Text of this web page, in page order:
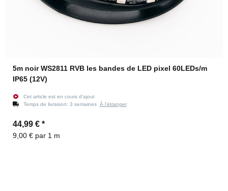
5m noir WS2811 RVB les bandes de LED pixel 60LEDs/m
IP65 (12V)
Cet article est en cours d'ajout
Temps de livraison: 3 semaines À l'étranger
44,99 € *
9,00 € par 1 m